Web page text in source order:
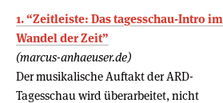
1. “Zeitleiste: Das tagesschau-Intro im
Wandel der Zeit”
(marcus-anhaeuser.de)
Der musikalische Auftakt der ARD-
Tagesschau wird überarbeitet, nicht